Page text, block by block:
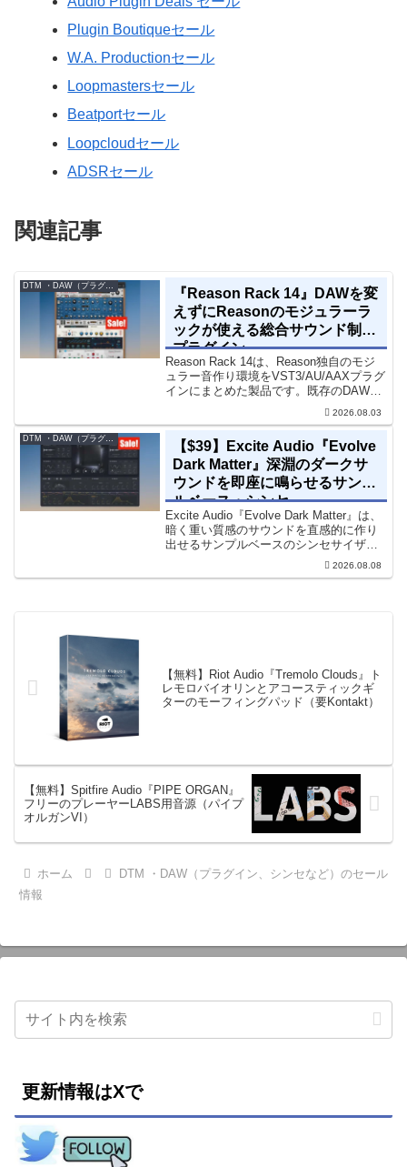
Plugin Boutiqueセール
W.A. Productionセール
Loopmastersセール
Beatportセール
Loopcloudセール
ADSRセール
関連記事
『Reason Rack 14』DAWを変
えずにReasonのモジュラーラ
ックが使える総合サウンド制作
プラグイン
Reason Rack 14は、Reason独自のモジ
ュラー音作り環境をVST3/AU/AAXプラグ
インにまとめた製品です。既存のDAWを
乗り換えることなく、68種類のシンセや
エフェクト、CV配線をそのままトラック
2026.08.03
DTM ・DAW（プラグイン、シンセなど）のセール情報
【$39】Excite Audio『Evolve
Dark Matter』深淵のダークサ
ウンドを即座に鳴らせるサンプ
ルベース・シンセ
Excite Audio『Evolve Dark Matter』は、
暗く重い質感のサウンドを直感的に作り
出せるサンプルベースのシンセサイザー
です。ダークD&Bやアトモスフェリッ
ク・テクノ、シネマティック作品に適し
2026.08.08
【無料】Riot Audio『Tremolo Clouds』ト
レモロバイオリンとアコースティックギ
ターのモーフィングパッド（要Kontakt）
【無料】Spitfire Audio『PIPE ORGAN』
フリーのプレーヤーLABS用音源（パイプ
オルガンVI）
ホーム
DTM ・DAW（プラグイン、シンセなど）のセール
情報
更新情報はXで